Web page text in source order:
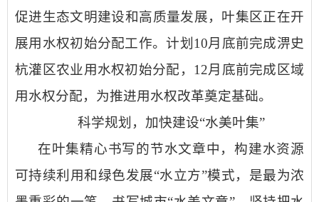
促进生态文明建设和高质量发展，叶集区正在开
展用水权初始分配工作。计划 10月底前完成淠史
杭灌区农业用水权初始分配， 12月底前完成区域
用水权分配，为推进用水权改革奠定基础。
科学规划，加快建设“水美叶集”
在叶集精心书写的节水文章中，构建水资源
可持续利用和绿色发展“水立方”模式，是最为浓